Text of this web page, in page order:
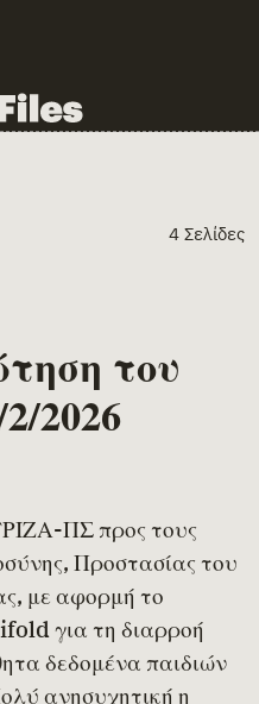
4 Σελίδες
του
2026
ΠΣ προς τους
Προστασίας του
με αφορμή το
για τη διαρροή
δεδομένα παιδιών
ανησυχητική η